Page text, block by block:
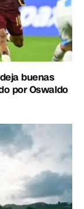
buenas
por Oswaldo